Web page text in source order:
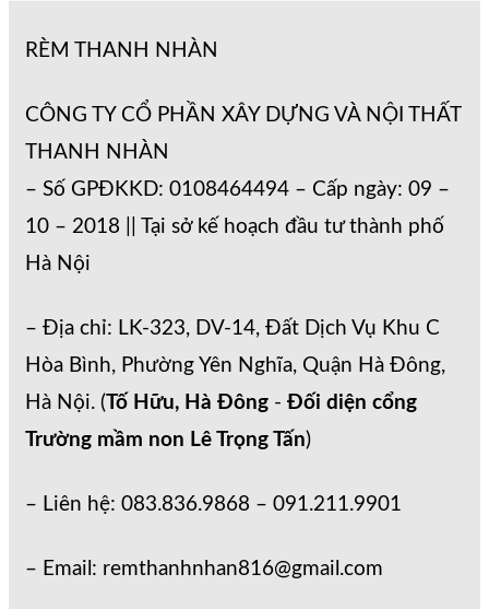
RÈM THANH NHÀN
CÔNG TY CỔ PHẦN XÂY DỰNG VÀ NỘI THẤT
THANH NHÀN
– Số GPĐKKD: 0108464494 – Cấp ngày: 09 –
10 – 2018 || Tại sở kế hoạch đầu tư thành phố
Hà Nội
– Địa chỉ: LK-323, DV-14, Đất Dịch Vụ Khu C
Hòa Bình, Phường Yên Nghĩa, Quận Hà Đông,
Hà Nội. (Tố Hữu, Hà Đông - Đối diện cổng
Trường mầm non Lê Trọng Tấn)
– Liên hệ: 083.836.9868 – 091.211.9901
– Email: remthanhnhan816@gmail.com